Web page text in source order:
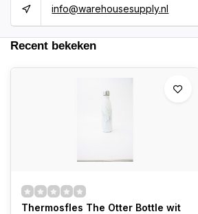
info@warehousesupply.nl
Recent bekeken
Thermosfles The Otter Bottle wit